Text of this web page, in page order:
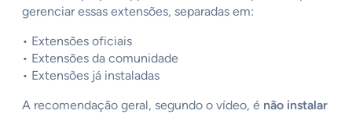
gerenciar essas extensões, separadas em:
• Extensões oficiais
• Extensões da comunidade
• Extensões já instaladas
A recomendação geral, segundo o vídeo, é não instalar